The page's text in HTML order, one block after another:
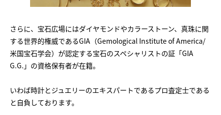
さらに、宝石広場にはダイヤモンドやカラーストーン、真珠に関
する世界的権威であるGIA（Gemological Institute of America/
米国宝石学会）が認定する宝石のスペシャリストの証「GIA
G.G.」の資格保有者が在籍。
いわば時計とジュエリーのエキスパートであるプロ査定士である
と自負しております。